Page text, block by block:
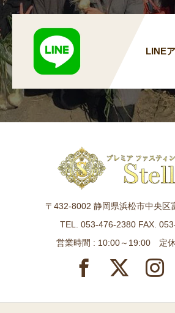
LINE
〒432-8002 静岡県浜松市中央区
TEL. 053-476-2380 FAX.
営業時間 : 10:00～19:00 定